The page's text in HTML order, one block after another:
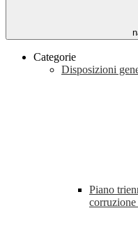
Categorie
Disposizioni
Piano
corruzione